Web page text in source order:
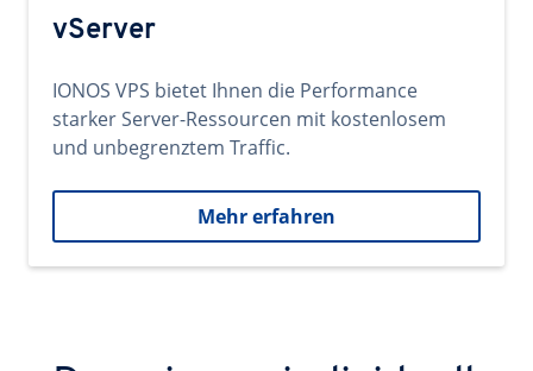
vServer
IONOS VPS bietet Ihnen die Performance
starker Server-Ressourcen mit kostenlosem
und unbegrenztem Traffic.
Mehr erfahren